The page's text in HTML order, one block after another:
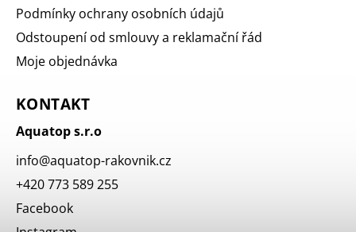
Podmínky ochrany osobních údajů
Odstoupení od smlouvy a reklamační řád
Moje objednávka
KONTAKT
Aquatop s.r.o
info@aquatop-rakovnik.cz
+420 773 589 255
Facebook